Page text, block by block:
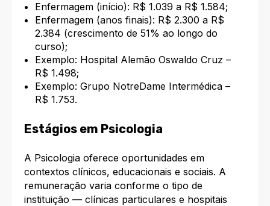
Enfermagem (início): R$ 1.039 a R$ 1.584;
Enfermagem (anos finais): R$ 2.300 a R$
2.384 (crescimento de 51% ao longo do
curso);
Exemplo: Hospital Alemão Oswaldo Cruz –
R$ 1.498;
Exemplo: Grupo NotreDame Intermédica –
R$ 1.753.
Estágios em Psicologia
A Psicologia oferece oportunidades em
contextos clínicos, educacionais e sociais. A
remuneração varia conforme o tipo de
instituição — clínicas particulares e hospitais